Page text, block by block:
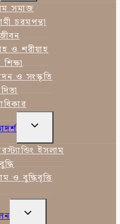
MENU
সমাজ
চরমপন্থা
ও শরীয়াহ
শিক্ষা
ও সংস্কৃতি
TOGGLE
MENUইসলাম
ও বুদ্ধিবৃত্তি
TOGGLE